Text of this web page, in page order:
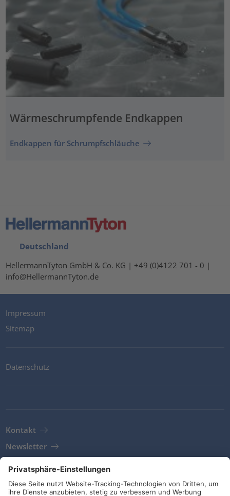
Wärmeschrumpfende Endkappen
Endkappen für Schrumpfschläuche
Deutschland
HellermannTyton GmbH & Co. KG | +49 (0)4122 701 - 0 |
info@HellermannTyton.de
Impressum
Sitemap
Datenschutz
Kontakt
Newsletter
AGB